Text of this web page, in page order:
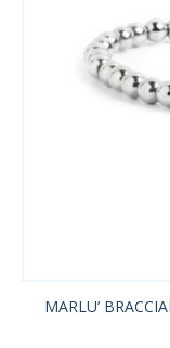
MARLU’